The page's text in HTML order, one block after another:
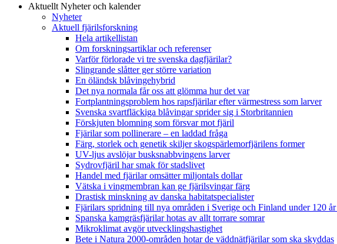
Aktuellt Nyheter och kalender
Nyheter
Aktuell fjärilsforskning
Hela artikellistan
Om forskningsartiklar och referenser
Varför förlorade vi tre svenska dagfjärilar?
Slingrande slåtter ger större variation
En öländsk blåvingehybrid
Det nya normala får oss att glömma hur det var
Fortplantningsproblem hos rapsfjärilar efter värmestress som larver
Svenska svartfläckiga blåvingar sprider sig i Storbritannien
Förskjuten blomning som försvar mot fjäril
Fjärilar som pollinerare – en laddad fråga
Färg, storlek och genetik skiljer skogspärlemorfjärilens former
UV-ljus avslöjar busksnabbvingens larver
Sydrovfjäril har smak för stadslivet
Handel med fjärilar omsätter miljontals dollar
Vätska i vingmembran kan ge fjärilsvingar färg
Drastisk minskning av danska habitatspecialister
Fjärilars spridning till nya områden i Sverige och Finland under 120 år
Spanska kamgräsfjärilar hotas av allt torrare somrar
Mikroklimat avgör utvecklingshastighet
Bete i Natura 2000-områden hotar de väddnätfjärilar som ska skyddas